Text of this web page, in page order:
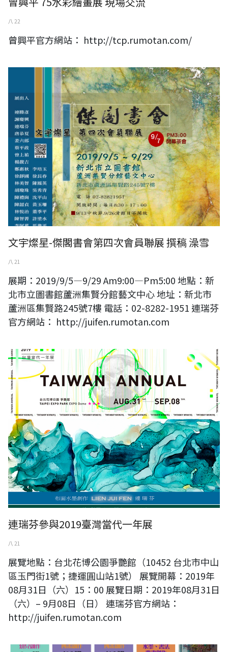
八 22
曾興平官方網站： http://tcp.rumotan.com/
文宇燦星-傑閣書會第四次會員聯展
文宇燦星-傑閣書會第四次會員聯展 撰稿 澡雪
八 21
展期：2019/9/5—9/29 Am9:00—Pm5:00 地點：新
北市立圖書館蘆洲集賢分館藝文中心 地址：新北市
蘆洲區集賢路245號7樓 電話：02-8282-1951 連瑞芬
官方網站： http://juifen.rumotan.com
連瑞芬參與2019臺灣當代一年展
連瑞芬參與2019臺灣當代一年展
八 21
展覽地點：台北花博公園爭艷館（10452 台北市中山
區玉門街1號；捷運圓山站1號） 展覽開幕：2019年
08月31日（六）15：00 展覽日期：2019年08月31日
（六）– 9月08日（日） 連瑞芬官方網站：
http://juifen.rumotan.com
藍色美術 2019年9月課表